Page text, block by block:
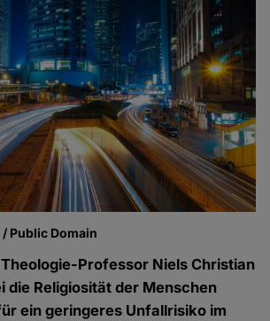
Public Domain
Professor Niels Christian
die Religiosität der Menschen
ein geringeres Unfallrisiko im